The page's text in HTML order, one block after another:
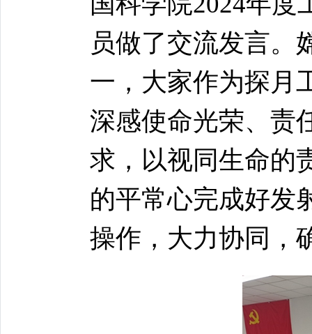
员做了交流发言。
一，大家作为探月
深感使命光荣、责
求，以视同生命的
的平常心完成好发
操作，大力协同，